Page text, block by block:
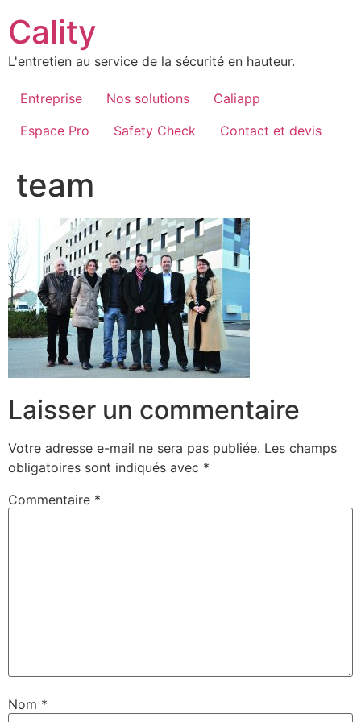
au
contenu
Cality
L'entretien au service de la sécurité en hauteur.
Entreprise Nos solutions
Caliapp
Espace Pro
Safety Check Contact et devis
team
Laisser un commentaire
Votre adresse e-mail ne sera pas publiée. Les champs
obligatoires sont indiqués avec *
Commentaire *
Nom *